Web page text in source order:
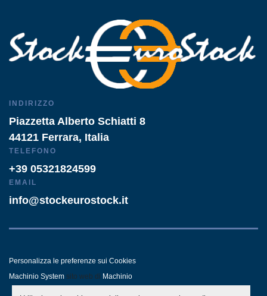
INDIRIZZO
Piazzetta Alberto Schiatti 8
44121 Ferrara, Italia
TELEFONO
+39 05321824599
EMAIL
info@stockeurostock.it
Personalizza le preferenze sui Cookies
Machinio System sito web di Machinio